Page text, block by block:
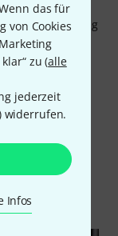
das für
von Cookies
zu (alle
jederzeit
widerrufen.
Infos
Studio-Abteilung
Tage Money-
3 Jahre Thomann